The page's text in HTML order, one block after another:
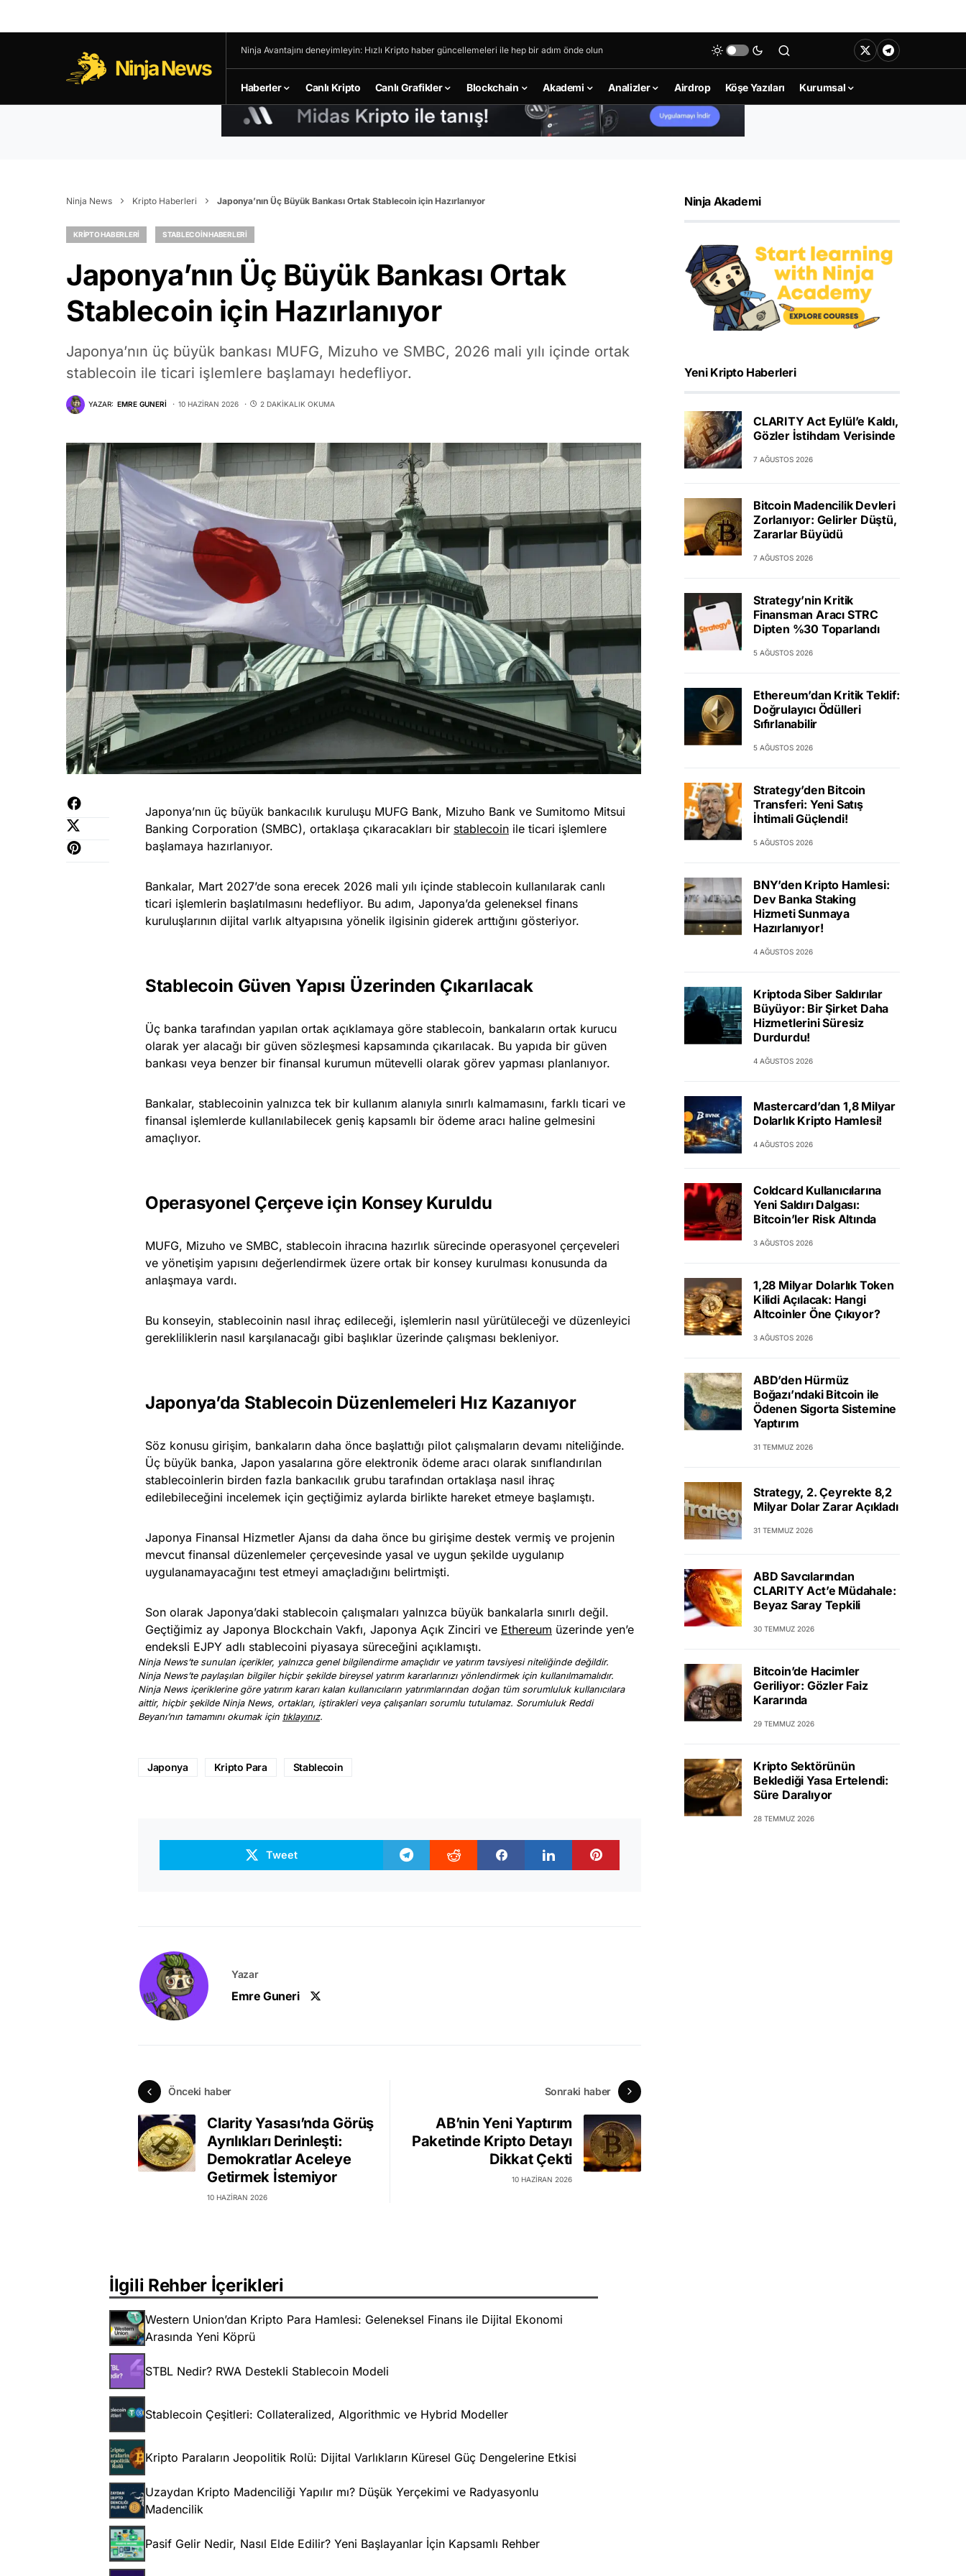
Ninja News
Ninja Avantajını deneyimleyin: Hızlı Kripto haber güncellemeleri ile hep bir adım önde olun
Haberler Canlı Kripto Canlı Grafikler Blockchain Akademi Analizler Airdrop Köşe Yazıları Kurumsal
Ninja News Kripto Haberleri Japonya’nın Üç Büyük Bankası Ortak Stablecoin için Hazırlanıyor
KRIPTO HABERLERI STABLECOIN HABERLERI
Japonya’nın Üç Büyük Bankası Ortak
Stablecoin için Hazırlanıyor
Japonya’nın üç büyük bankası MUFG, Mizuho ve SMBC, 2026 mali yılı içinde ortak
stablecoin ile ticari işlemlere başlamayı hedefliyor.
YAZAR: EMRE GUNERI 10 HAZIRAN 2026 2 DAKIKALIK OKUMA
Japonya’nın üç büyük bankacılık kuruluşu MUFG Bank, Mizuho Bank ve Sumitomo Mitsui
Banking Corporation (SMBC), ortaklaşa çıkaracakları bir stablecoin ile ticari işlemlere
başlamaya hazırlanıyor.
Bankalar, Mart 2027’de sona erecek 2026 mali yılı içinde stablecoin kullanılarak canlı
ticari işlemlerin başlatılmasını hedefliyor. Bu adım, Japonya’da geleneksel finans
kuruluşlarının dijital varlık altyapısına yönelik ilgisinin giderek arttığını gösteriyor.
Stablecoin Güven Yapısı Üzerinden Çıkarılacak
Üç banka tarafından yapılan ortak açıklamaya göre stablecoin, bankaların ortak kurucu
olarak yer alacağı bir güven sözleşmesi kapsamında çıkarılacak. Bu yapıda bir güven
bankası veya benzer bir finansal kurumun mütevelli olarak görev yapması planlanıyor.
Bankalar, stablecoinin yalnızca tek bir kullanım alanıyla sınırlı kalmamasını, farklı ticari ve
finansal işlemlerde kullanılabilecek geniş kapsamlı bir ödeme aracı haline gelmesini
amaçlıyor.
Operasyonel Çerçeve için Konsey Kuruldu
MUFG, Mizuho ve SMBC, stablecoin ihracına hazırlık sürecinde operasyonel çerçeveleri
ve yönetişim yapısını değerlendirmek üzere ortak bir konsey kurulması konusunda da
anlaşmaya vardı.
Bu konseyin, stablecoinin nasıl ihraç edileceği, işlemlerin nasıl yürütüleceği ve düzenleyici
gerekliliklerin nasıl karşılanacağı gibi başlıklar üzerinde çalışması bekleniyor.
Japonya’da Stablecoin Düzenlemeleri Hız Kazanıyor
Söz konusu girişim, bankaların daha önce başlattığı pilot çalışmaların devamı niteliğinde.
Üç büyük banka, Japon yasalarına göre elektronik ödeme aracı olarak sınıflandırılan
stablecoinlerin birden fazla bankacılık grubu tarafından ortaklaşa nasıl ihraç
edilebileceğini incelemek için geçtiğimiz aylarda birlikte hareket etmeye başlamıştı.
Japonya Finansal Hizmetler Ajansı da daha önce bu girişime destek vermiş ve projenin
mevcut finansal düzenlemeler çerçevesinde yasal ve uygun şekilde uygulanıp
uygulanamayacağını test etmeyi amaçladığını belirtmişti.
Son olarak Japonya’daki stablecoin çalışmaları yalnızca büyük bankalarla sınırlı değil.
Geçtiğimiz ay Japonya Blockchain Vakfı, Japonya Açık Zinciri ve Ethereum üzerinde yen’e
endeksli EJPY adlı stablecoini piyasaya süreceğini açıklamıştı.
Ninja News’te sunulan içerikler, yalnızca genel bilgilendirme amaçlıdır ve yatırım tavsiyesi niteliğinde değildir.
Ninja News’te paylaşılan bilgiler hiçbir şekilde bireysel yatırım kararlarınızı yönlendirmek için kullanılmamalıdır.
Ninja News içeriklerine göre yatırım kararı kalan kullanıcıların yatırımlarından doğan tüm sorumluluk kullanıcılara
aittir, hiçbir şekilde Ninja News, ortakları, iştirakleri veya çalışanları sorumlu tutulamaz. Sorumluluk Reddi
Beyanı’nın tamamını okumak için tıklayınız.
Japonya Kripto Para Stablecoin
Tweet
Yazar
Emre Guneri
Önceki haber
Clarity Yasası’nda Görüş
Ayrılıkları Derinleşti:
Demokratlar Aceleye
Getirmek İstemiyor
10 HAZIRAN 2026
Sonraki haber
AB’nin Yeni Yaptırım
Paketinde Kripto Detayı
Dikkat Çekti
10 HAZIRAN 2026
İlgili Rehber İçerikleri
Western Union’dan Kripto Para Hamlesi: Geleneksel Finans ile Dijital Ekonomi
Arasında Yeni Köprü
STBL Nedir? RWA Destekli Stablecoin Modeli
Stablecoin Çeşitleri: Collateralized, Algorithmic ve Hybrid Modeller
Kripto Paraların Jeopolitik Rolü: Dijital Varlıkların Küresel Güç Dengelerine Etkisi
Uzaydan Kripto Madenciliği Yapılır mı? Düşük Yerçekimi ve Radyasyonlu
Madencilik
Pasif Gelir Nedir, Nasıl Elde Edilir? Yeni Başlayanlar İçin Kapsamlı Rehber
Ninja Akademi
Yeni Kripto Haberleri
CLARITY Act Eylül’e Kaldı,
Gözler İstihdam Verisinde
7 AĞUSTOS 2026
Bitcoin Madencilik Devleri
Zorlanıyor: Gelirler Düştü,
Zararlar Büyüdü
7 AĞUSTOS 2026
Strategy’nin Kritik
Finansman Aracı STRC
Dipten %30 Toparlandı
5 AĞUSTOS 2026
Ethereum’dan Kritik Teklif:
Doğrulayıcı Ödülleri
Sıfırlanabilir
5 AĞUSTOS 2026
Strategy’den Bitcoin
Transferi: Yeni Satış
İhtimali Güçlendi!
5 AĞUSTOS 2026
BNY’den Kripto Hamlesi:
Dev Banka Staking
Hizmeti Sunmaya
Hazırlanıyor!
4 AĞUSTOS 2026
Kriptoda Siber Saldırılar
Büyüyor: Bir Şirket Daha
Hizmetlerini Süresiz
Durdurdu!
4 AĞUSTOS 2026
Mastercard’dan 1,8 Milyar
Dolarlık Kripto Hamlesi!
4 AĞUSTOS 2026
Coldcard Kullanıcılarına
Yeni Saldırı Dalgası:
Bitcoin’ler Risk Altında
3 AĞUSTOS 2026
1,28 Milyar Dolarlık Token
Kilidi Açılacak: Hangi
Altcoinler Öne Çıkıyor?
3 AĞUSTOS 2026
ABD’den Hürmüz
Boğazı’ndaki Bitcoin ile
Ödenen Sigorta Sistemine
Yaptırım
31 TEMMUZ 2026
Strategy, 2. Çeyrekte 8,2
Milyar Dolar Zarar Açıkladı
31 TEMMUZ 2026
ABD Savcılarından
CLARITY Act’e Müdahale:
Beyaz Saray Tepkili
30 TEMMUZ 2026
Bitcoin’de Hacimler
Geriliyor: Gözler Faiz
Kararında
29 TEMMUZ 2026
Kripto Sektörünün
Beklediği Yasa Ertelendi:
Süre Daralıyor
28 TEMMUZ 2026